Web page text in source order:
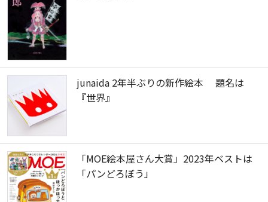
junaida 2年半ぶりの新作絵本 題名は
『世界』
「MOE絵本屋さん大賞」2023年ベストは
「パンどろぼう」